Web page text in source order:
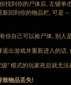
找到你的尸体后, 左键单
新回到你的物品栏, 可是
自己可以捡尸体, 别人
游戏并重新进入的话,
模式的玩家死后就无法
致物品丢失!